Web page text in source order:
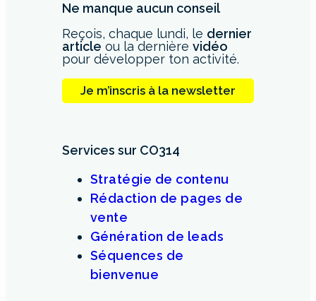
Ne manque aucun conseil
Reçois, chaque lundi, le dernier
article ou la dernière vidéo
pour développer ton activité.
Je m’inscris à la newsletter
Services sur CO314
Stratégie de contenu
Rédaction de pages de
vente
Génération de leads
Séquences de
bienvenue